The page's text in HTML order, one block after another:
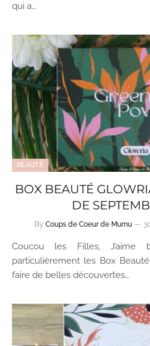
qui a…
BEAUTÉ
BOX BEAUTÉ
DE
By Coups de Coeur de Mumu
Coucou les Filles,
particulièrement les Box
faire de belles découvertes…